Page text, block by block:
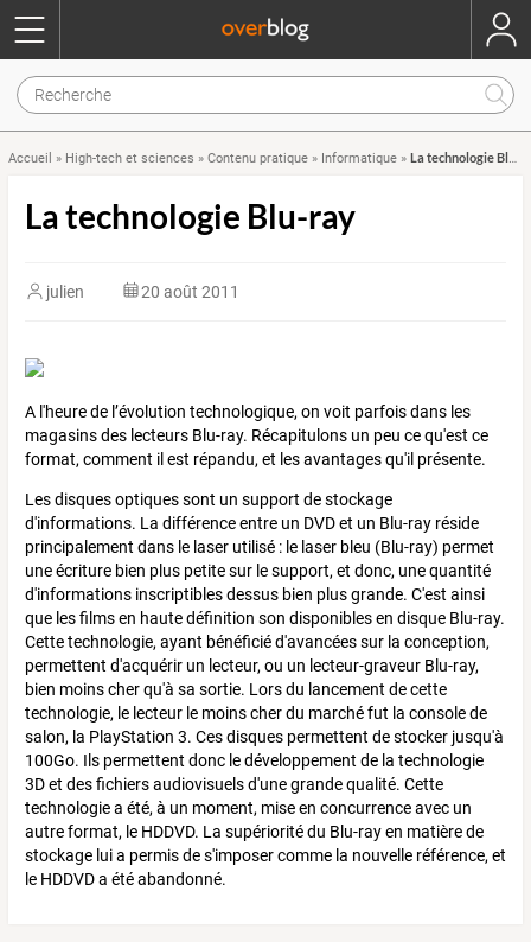
Accueil » High-tech et sciences » Contenu pratique » Informatique » La technologie Blu-ray
La technologie Blu-ray
julien 20 août 2011
A l'heure de l’évolution technologique, on voit parfois dans les
magasins des lecteurs Blu-ray. Récapitulons un peu ce qu'est ce
format, comment il est répandu, et les avantages qu'il présente.
Les disques optiques sont un support de stockage
d'informations. La différence entre un DVD et un Blu-ray réside
principalement dans le laser utilisé : le laser bleu (Blu-ray) permet
une écriture bien plus petite sur le support, et donc, une quantité
d'informations inscriptibles dessus bien plus grande. C'est ainsi
que les films en haute définition son disponibles en disque Blu-ray.
Cette technologie, ayant bénéficié d'avancées sur la conception,
permettent d'acquérir un lecteur, ou un lecteur-graveur Blu-ray,
bien moins cher qu'à sa sortie. Lors du lancement de cette
technologie, le lecteur le moins cher du marché fut la console de
salon, la PlayStation 3. Ces disques permettent de stocker jusqu'à
100Go. Ils permettent donc le développement de la technologie
3D et des fichiers audiovisuels d'une grande qualité. Cette
technologie a été, à un moment, mise en concurrence avec un
autre format, le HDDVD. La supériorité du Blu-ray en matière de
stockage lui a permis de s'imposer comme la nouvelle référence, et
le HDDVD a été abandonné.